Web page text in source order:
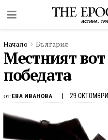
Начало България
Местният вот
победата
от ЕВА ИВАНОВА 29